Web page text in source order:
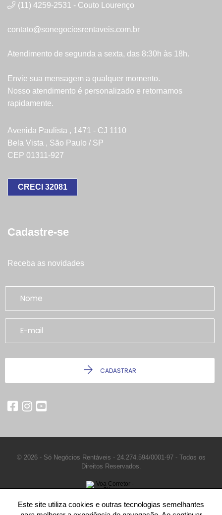
(11) 4259-2531 - Couto Lourenço
contato@sonegociosrentaveis.com.br
Atendimento de segunda a sexta, das 8:30h às 18h.
Envie sua mensagem a qualquer momento.
Nosso atendimento é personalizado e retornamos
rapidamente.
Avenida Paulista , 1471 - CJ 1110
Bela Vista , São Paulo / SP
CEP 01311-927
CRECI 32081
Cadastre-se
Receba as novidades
CADASTRAR
© 2026 - Só Negócios Rentáveis - 24.274.594/0001-97 - Todos os
Direitos Reservados.
Este site utiliza cookies e outras tecnologias semelhantes